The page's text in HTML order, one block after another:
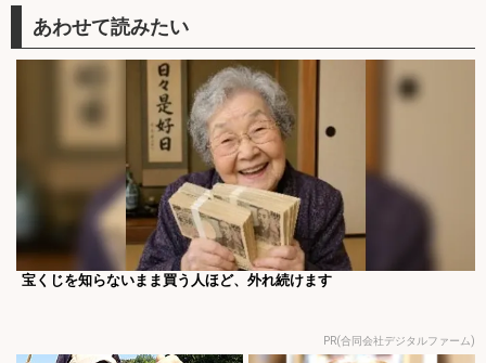
宝くじを知らないまま買う人ほど、外れ続けます
PR(合同会社デジタルファーム)